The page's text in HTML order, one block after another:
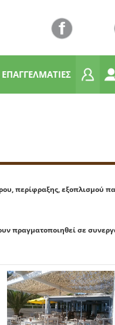
περίφραξης, εξοπλισμού
πραγματοποιηθεί σε